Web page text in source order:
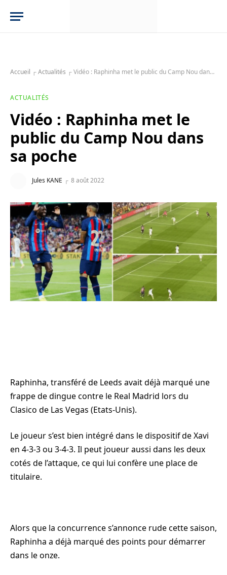
Accueil ┌Actualités ┌Vidéo : Raphinha met le public du Camp Nou dans sa poche
ACTUALITÉS
Vidéo : Raphinha met le
public du Camp Nou dans
sa poche
Jules KANE 8 août 2022
Raphinha, transféré de Leeds avait déjà marqué une
frappe de dingue contre le Real Madrid lors du
Clasico de Las Vegas (Etats-Unis).
Le joueur s’est bien intégré dans le dispositif de Xavi
en 4-3-3 ou 3-4-3. Il peut joueur aussi dans les deux
cotés de l’attaque, ce qui lui confère une place de
titulaire.
Alors que la concurrence s’annonce rude cette saison,
Raphinha a déjà marqué des points pour démarrer
dans le onze.